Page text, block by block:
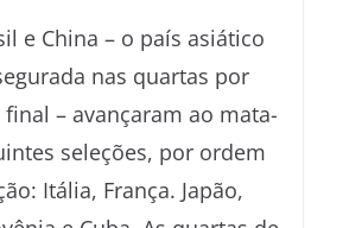
e China – o país asiático
nas quartas por
– avançaram ao mata-
seleções, por ordem
Itália, França. Japão,